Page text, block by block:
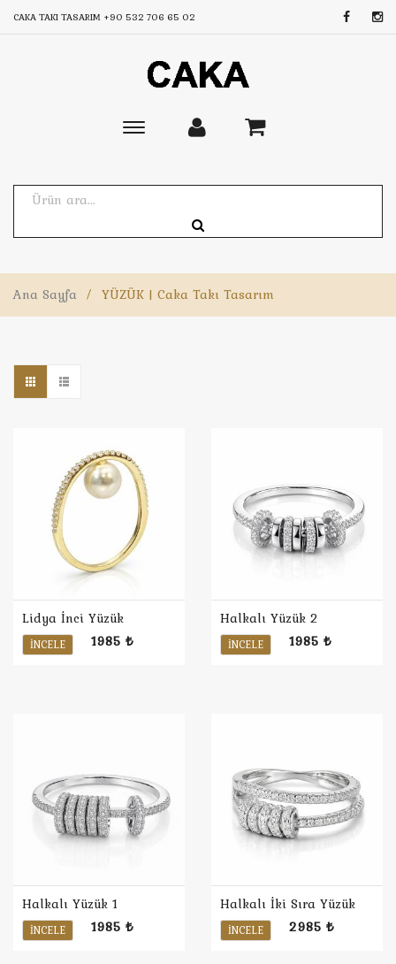
CAKA TAKI TASARIM +90 532 706 65 02
Toggle
Ana Sayfa / YÜZÜK | Caka Takı Tasarım
Lidya İnci Yüzük
İNCELE 1985 ₺
Halkalı Yüzük 2
İNCELE 1985 ₺
Halkalı Yüzük 1
İNCELE 1985 ₺
Halkalı İki Sıra Yüzük
İNCELE 2985 ₺